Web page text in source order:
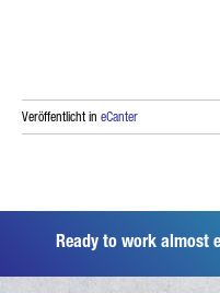
Veröffentlicht in eCanter
Ready to work almost